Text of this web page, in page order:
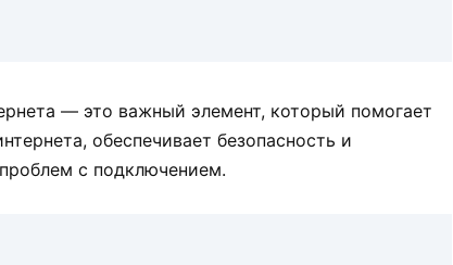
— это важный элемент, который помогает
обеспечивает безопасность и
с подключением.